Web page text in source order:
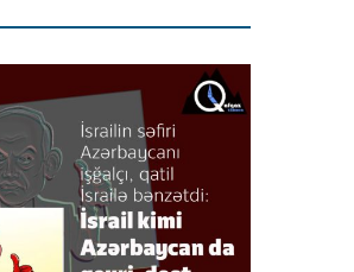
İran
əməliyyatı zəiflədikcə
İyul 31, 2025